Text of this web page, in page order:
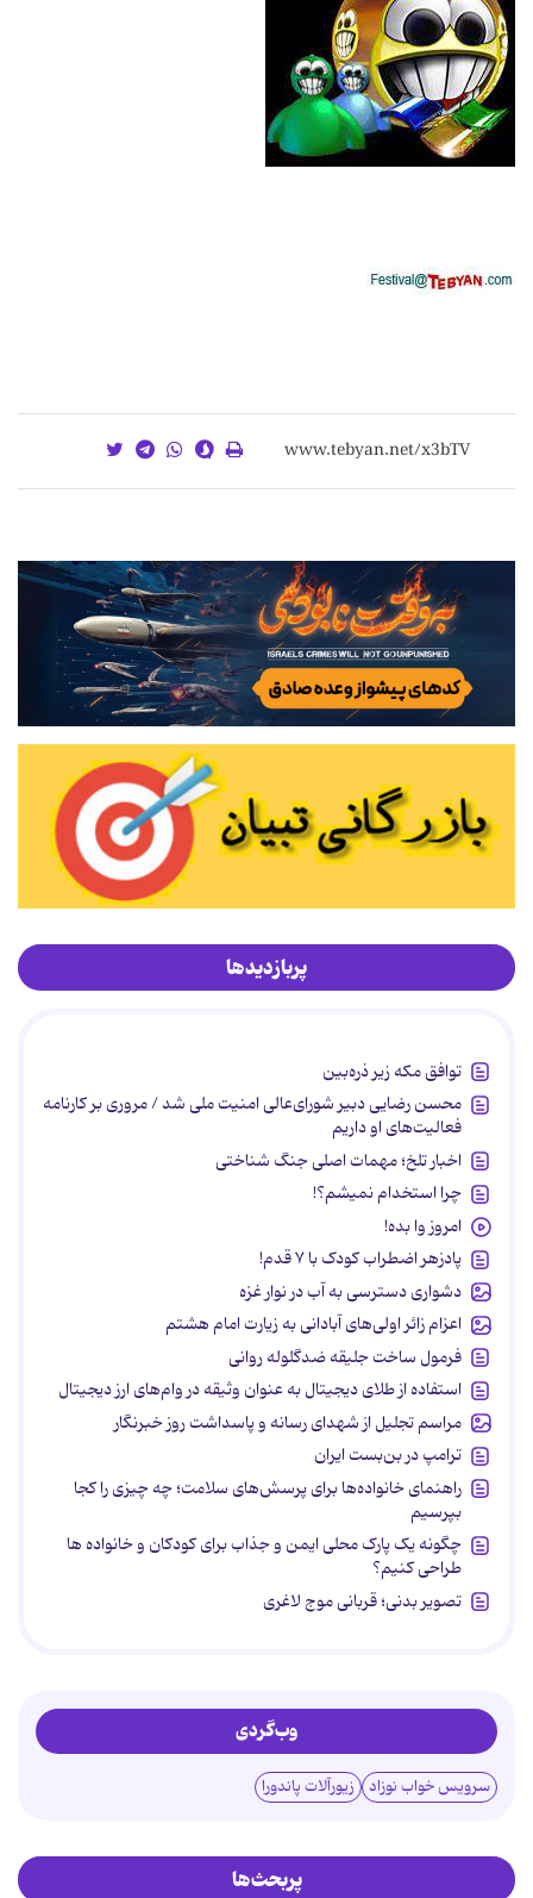
پربازدیدها
توافق مکه زیر ذره‌بین
محسن رضایی دبیر شورای‌عالی امنیت ملی شد / مروری بر کارنامه
فعالیت‌های او داریم
اخبار تلخ؛ مهمات اصلی جنگ شناختی
چرا استخدام نمیشم؟!
امروز وا بده!
پادزهر اضطراب کودک با ۷ قدم!
دشواری دسترسی به آب در نوار غزه
اعزام زائر اولی‌های آبادانی به زیارت امام هشتم
فرمول ساخت جلیقه ضدگلوله روانی
استفاده از طلای دیجیتال به عنوان وثیقه در وام‌های ارز دیجیتال
مراسم تجلیل از شهدای رسانه و پاسداشت روز خبرنگار
ترامپ در بن‌بست ایران
راهنمای خانواده‌ها برای پرسش‌های سلامت؛ چه چیزی را کجا
بپرسیم
چگونه یک پارک محلی ایمن و جذاب برای کودکان و خانواده ها
طراحی کنیم؟
تصویر بدنی؛ قربانی موج لاغری
وب‌گردی
سرویس خواب نوزاد زیورآلات پاندورا
پربحث‌ها